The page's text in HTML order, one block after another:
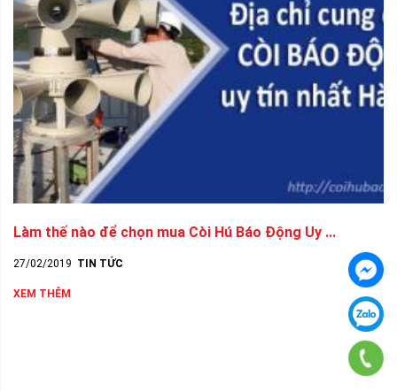
Làm thế nào để chọn mua Còi Hú Báo Động Uy ...
27/02/2019 TIN TỨC
XEM THÊM